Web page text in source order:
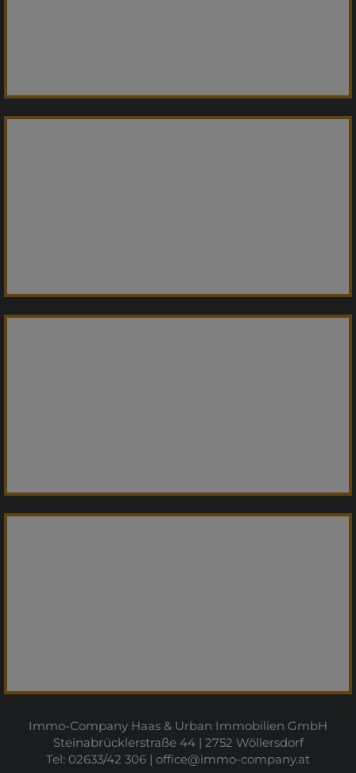
Immo-Company Haas & Urban Immobilien GmbH
Steinabrücklerstraße 44 | 2752 Wöllersdorf
Tel: 02633/42 306 | office@immo-company.at